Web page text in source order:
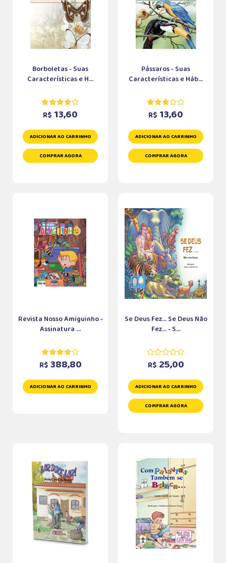
Borboletas - Suas
Características e H...
R$ 13,60
ADICIONAR AO CARRINHO
COMPRAR AGORA
Pássaros - Suas
Características e Háb...
R$ 13,60
ADICIONAR AO CARRINHO
COMPRAR AGORA
Revista Nosso Amiguinho -
Assinatura ...
R$ 388,80
ADICIONAR AO CARRINHO
Se Deus Fez... Se Deus Não
Fez... - S...
R$ 25,00
ADICIONAR AO CARRINHO
COMPRAR AGORA